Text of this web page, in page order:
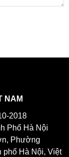
NAM
2018
Phố Hà Nội
Phường
Hà Nội, Việt